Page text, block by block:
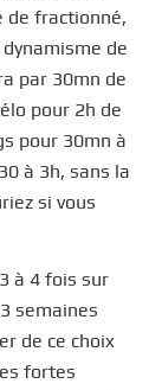
de fractionné,
de
par 30mn de
pour 2h de
pour 30mn à
à 3h, sans la
si vous
à 4 fois sur
semaines
de ce choix
fortes